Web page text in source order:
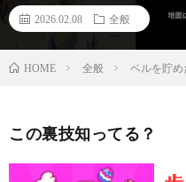
2026.02.08 全般
HOME 全般 ベルを貯
この裏技知ってる？